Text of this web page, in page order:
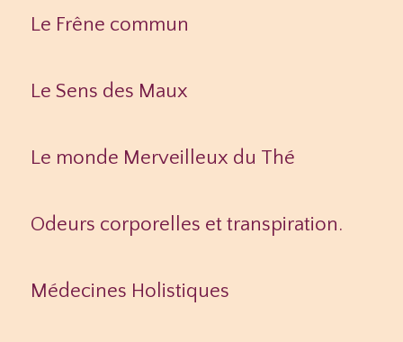
Le Frêne commun
Le Sens des Maux
Le monde Merveilleux du Thé
Odeurs corporelles et transpiration.
Médecines Holistiques